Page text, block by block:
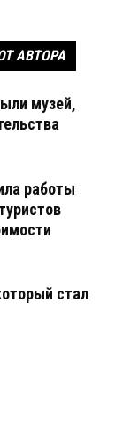
АВТОРА
музей,
работы
стал